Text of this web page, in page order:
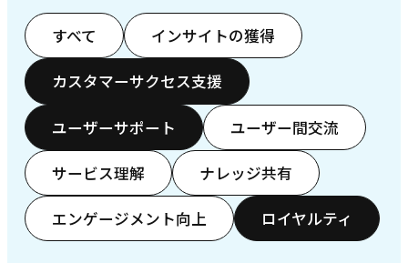
すべて インサイトの獲得
カスタマーサクセス支援
ユーザーサポート ユーザー間交流
サービス理解 ナレッジ共有
エンゲージメント向上 ロイヤルティ